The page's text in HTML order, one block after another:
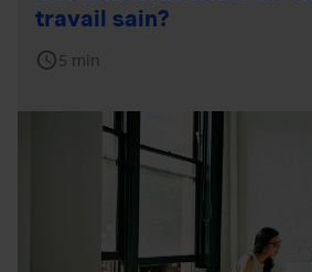
travail sain?
schedule5 min